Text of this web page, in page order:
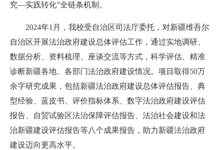
究—实践转化”全链条机制。
2024年1月，我校受自治区司法厅委托，对新疆维吾尔
自治区开展法治政府建设总体评估工作，通过实地调研、
数据分析、资料梳理、座谈交流等方式，科学评估、精准
诊断新疆各地、各部门法治政府建设情况。项目取得50万
余字研究成果，包括新疆法治政府建设总体评估报告、典
型经验、蓝皮书、评价指标体系、数字法治政府建设评估
报告、自贸试验区法治保障评估报告、法治社会建设和法
治新疆建设评估报告等八个成果报告，助力新疆法治政府
建设迈向更高水平。